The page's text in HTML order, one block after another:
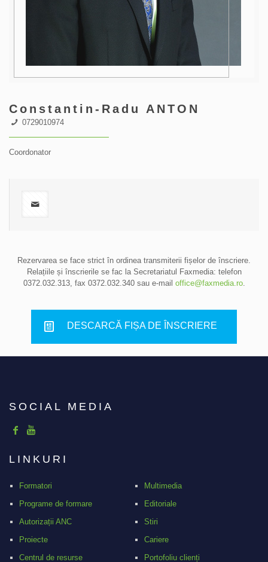
Constantin-Radu ANTON
0729010974
Coordonator
Rezervarea se face strict în ordinea transmiterii fișelor de înscriere.
Relațiile și înscrierile se fac la Secretariatul Faxmedia: telefon
0372.032.313, fax 0372.032.340 sau e-mail office@faxmedia.ro.
DESCARCĂ FIȘA DE ÎNSCRIERE
SOCIAL MEDIA
LINKURI
Formatori
Programe de formare
Autorizații ANC
Proiecte
Centrul de resurse
Multimedia
Editoriale
Stiri
Cariere
Portofoliu clienți